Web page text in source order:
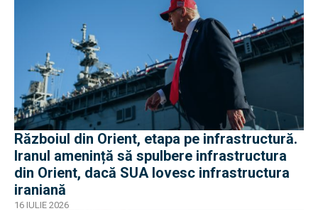
Războiul din Orient, etapa pe infrastructură.
Iranul amenință să spulbere infrastructura
din Orient, dacă SUA lovesc infrastructura
iraniană
16 IULIE 2026